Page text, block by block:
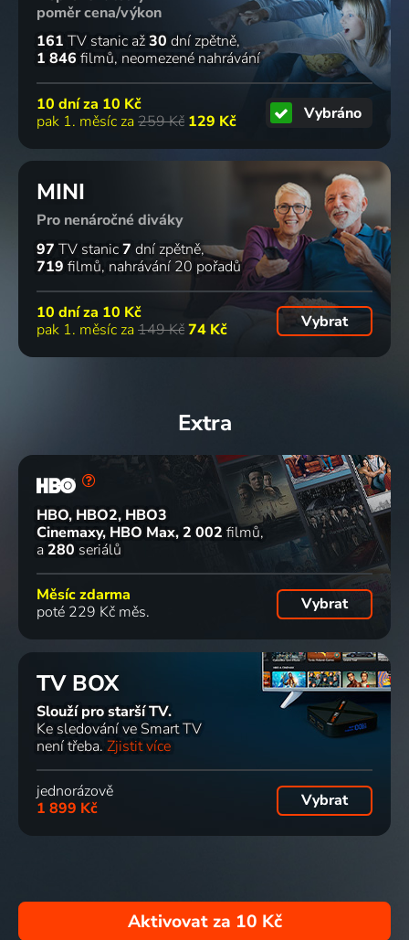
poměr cena/výkon
161 TV stanic až30 dní zpětně
1 846 filmů neomezené nahrávání
10 dní za 10 Kč
pak 1. měsíc za 259 Kč 129 Kč Vybráno
MINI
Pro nenáročné diváky
97 TV stanic7 dní zpětně
719 filmů nahrávání 20 pořadů
10 dní za 10 Kč
pak 1. měsíc za 149 Kč74 Kč Vybrat
Extra
HBO, HBO2, HBO3
Cinemaxy, HBO Max 2 002 filmů
a 280 seriálů
Měsíc zdarma
poté 229 Kč měs.
Vybrat
TV BOX
Slouží pro starší TV.
Ke sledování ve Smart TV
není třeba. Zjistit více
jednorázově
1 899 Kč
Vybrat
Aktivovat za 10 Kč